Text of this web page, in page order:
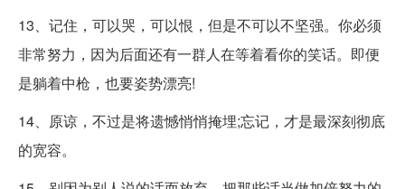
13、记住，可以哭，可以恨，但是不可以不坚强。你必须
非常努力，因为后面还有一群人在等着看你的笑话。即便
是躺着中枪，也要姿势漂亮!
14、原谅，不过是将遗憾悄悄掩埋;忘记，才是最深刻彻底
的宽容。